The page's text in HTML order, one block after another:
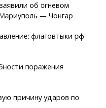
об огневом
— Чонгар
флаговтыки рф
поражения
причину ударов по